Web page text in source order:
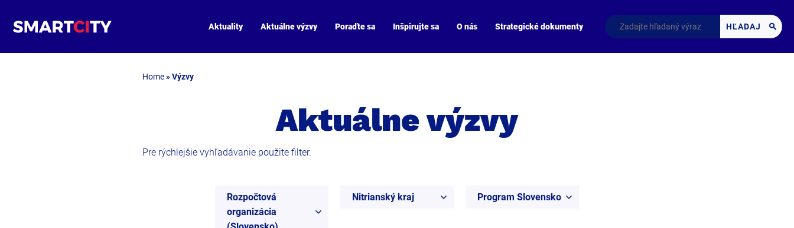
Aktuality Aktuálne výzvy Poraďte sa Inšpirujte sa O nás Strategické dokumenty HĽADAJ
Home»Výzvy
Aktuálne výzvy
Pre rýchlejšie vyhľadávanie použite filter.
Rozpočtová
organizácia
Nitrianský kraj Program Slovensko